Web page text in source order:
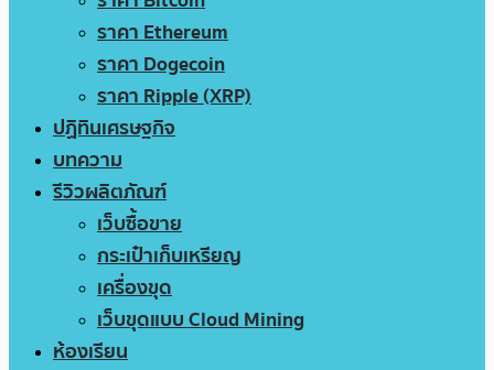
ราคา Ethereum
ราคา Dogecoin
ราคา Ripple (XRP)
ปฏิทินเศรษฐกิจ
บทความ
รีวิวผลิตภัณฑ์
เว็บซื้อขาย
กระเป๋าเก็บเหรียญ
เครื่องขุด
เว็บขุดแบบ Cloud Mining
ห้องเรียน